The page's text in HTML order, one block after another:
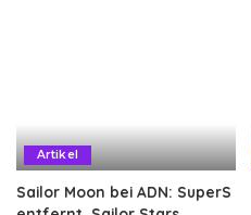
Artikel
Sailor Moon bei ADN: SuperS